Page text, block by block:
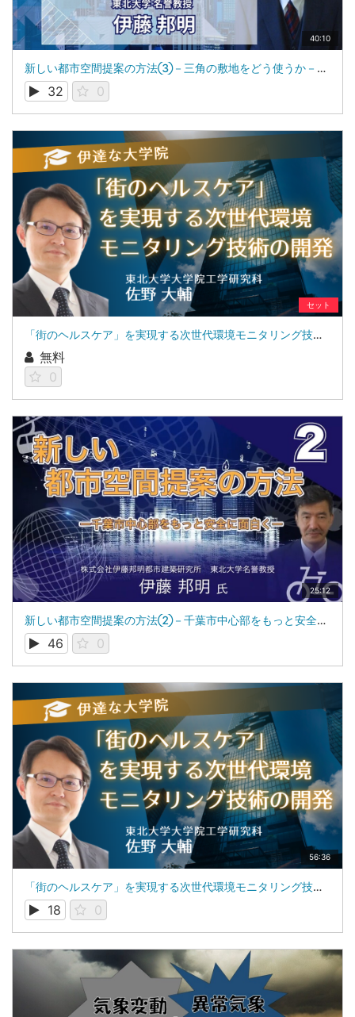
40:10
新しい都市空間提案の方法③－三角の敷地をどう使うか－：東北大学 名誉教授、株式会社伊藤邦明都市建築研究所 代表取締役：伊藤 邦明
32 0
セット
「街のヘルスケア」を実現する次世代環境モニタリング技術の開発
無料
0
25:12
新しい都市空間提案の方法②－千葉市中心部をもっと安全に面白く－：東北大学 名誉教授、株式会社伊藤邦明都市建築研究所 代表取締役：伊藤 邦明
46 0
56:36
「街のヘルスケア」を実現する次世代環境モニタリング技術の開発：東北大学大学院工学研究科：佐野 大輔
18 0